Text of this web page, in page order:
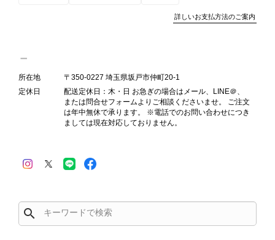
装と内装をそれぞれ確認し、個別にラ
れやダメージは、写真や商品説明に反
映しております。 ご不快な思いをさ
れた中で、率直なご意見をお寄せいた
だきましたことに感謝申し上げます。
今回のご指摘を重く受け止め、まずは
し、全スタッフで共有してまいりま
詳しいお支払方法のご案内
所在地
〒350-0227 埼玉県坂戸市仲町20-1
定休日
配送定休日：木・日 お急ぎの場合はメール、LINE＠、
または問合せフォームよりご相談くださいませ。 ご注文
は年中無休で承ります。 ※電話でのお問い合わせにつき
ましては現在対応しておりません。
search